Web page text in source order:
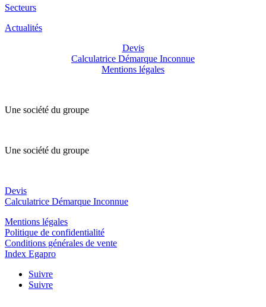
Secteurs
Actualités
Devis
Calculatrice Démarque Inconnue
Mentions légales
Une société du groupe
Une société du groupe
Devis
Calculatrice Démarque Inconnue
Mentions légales
Politique de confidentialité
Conditions générales de vente
Index Egapro
Suivre
Suivre